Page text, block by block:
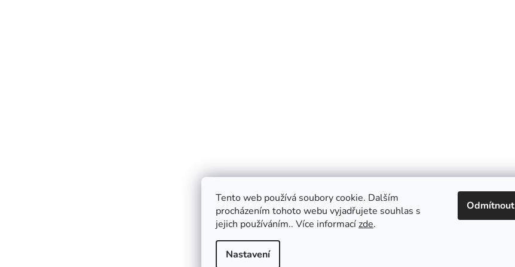
Tento web používá soubory cookie. Dalším
procházením tohoto webu vyjadřujete souhlas s
jejich používáním.. Více informacízde.
Nastavení
Odmítnout